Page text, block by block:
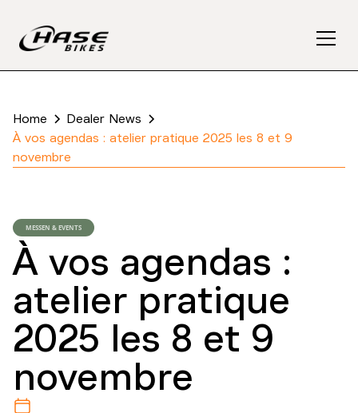
Home
Dealer News
À vos agendas : atelier pratique 2025 les 8 et 9
novembre
MESSEN & EVENTS
À vos agendas :
atelier pratique
2025 les 8 et 9
novembre